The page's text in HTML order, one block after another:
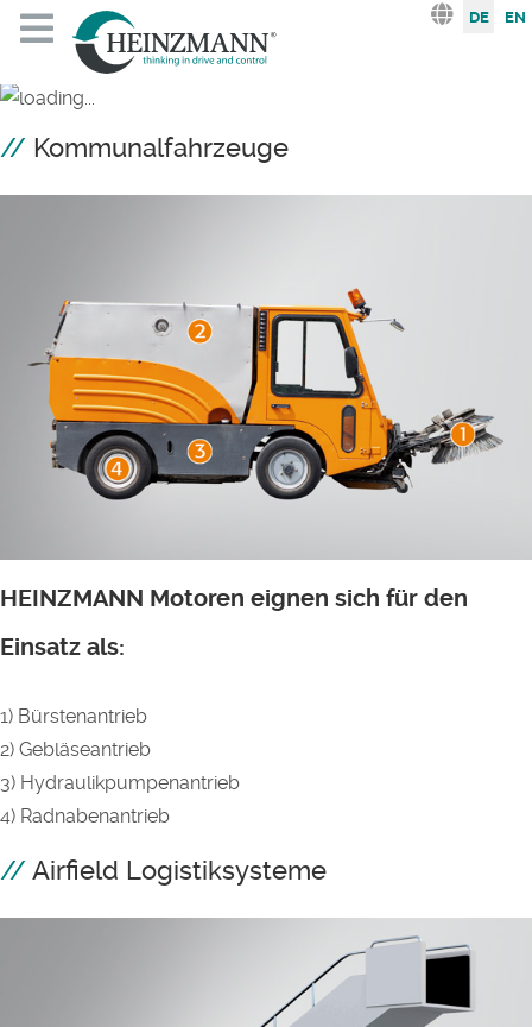
Sprache
DE EN
Kommunalfahrzeuge
HEINZMANN Motoren eignen sich für den
Einsatz als:
1) Bürstenantrieb
2) Gebläseantrieb
3) Hydraulikpumpenantrieb
4) Radnabenantrieb
Airfield Logistiksysteme